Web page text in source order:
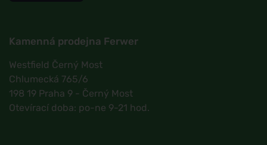
Kamenná prodejna Ferwer
Westfield Černý Most
Chlumecká 765/6
198 19 Praha 9 - Černý Most
Otevírací doba: po-ne 9-21 hod.